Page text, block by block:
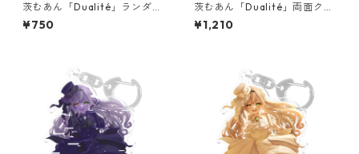
茨むあん「Dualité」ランダム
缶バッジセット(2個)
¥750
茨むあん「Dualité」両面クリ
アファイルセット
¥1,210